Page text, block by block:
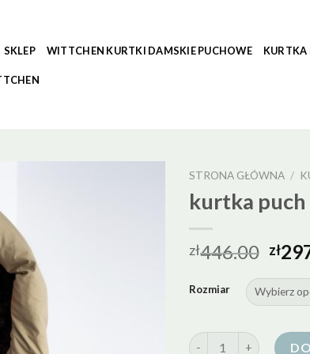
SKLEP WITTCHEN KURTKI DAMSKIE PUCHOWE KURTKA
STRONA GŁÓWNA /
kurtka puch
zł446.00 zł
Rozmiar
ilość kurtka puch kaczy